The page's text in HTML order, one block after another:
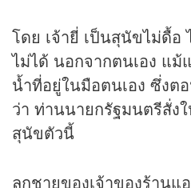
โดย เจ้ายี่ เป็นสุนัขไม่ดื้อ
ไม่ได้ นอกจากตนเอง แ
น้ำที่อยู่ในมือตนเอง ซึ่งต
ว่า ท่านนายกรัฐมนตรีสั่ง
สุนัขตัวนี้
ลูกชายของเจ้าของร้านแ